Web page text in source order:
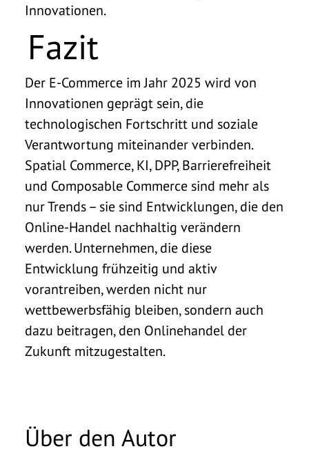
Innovationen.
Fazit
Der E-Commerce im Jahr 2025 wird von
Innovationen geprägt sein, die
technologischen Fortschritt und soziale
Verantwortung miteinander verbinden.
Spatial Commerce, KI, DPP, Barrierefreiheit
und Composable Commerce sind mehr als
nur Trends – sie sind Entwicklungen, die den
Online-Handel nachhaltig verändern
werden. Unternehmen, die diese
Entwicklung frühzeitig und aktiv
vorantreiben, werden nicht nur
wettbewerbsfähig bleiben, sondern auch
dazu beitragen, den Onlinehandel der
Zukunft mitzugestalten.
Über den Autor